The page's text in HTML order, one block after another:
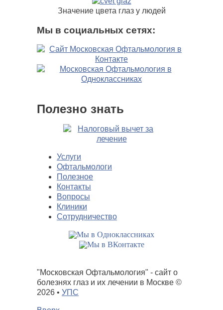
Значение цвета глаз у людей
Мы в социальных сетях:
Полезно знать
Услуги
Офтальмологи
Полезное
Контакты
Вопросы
Клиники
Сотрудничество
"Московская Офтальмология" - сайт о
болезнях глаз и их лечении в Москве ©
2026 • УПС